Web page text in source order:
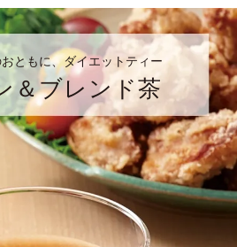
ともに、ダイエットティー
＆ブレンド茶